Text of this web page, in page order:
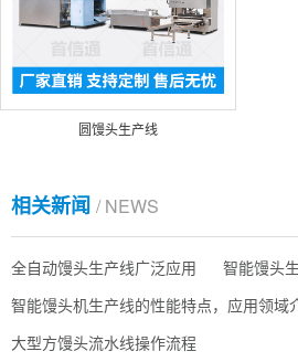
圆馒头生产线
相关新闻 / NEWS
全自动馒头生产线广泛应用
智能馒头
智能馒头机生产线的性能特点，应用领域
大型方馒头流水线操作流程